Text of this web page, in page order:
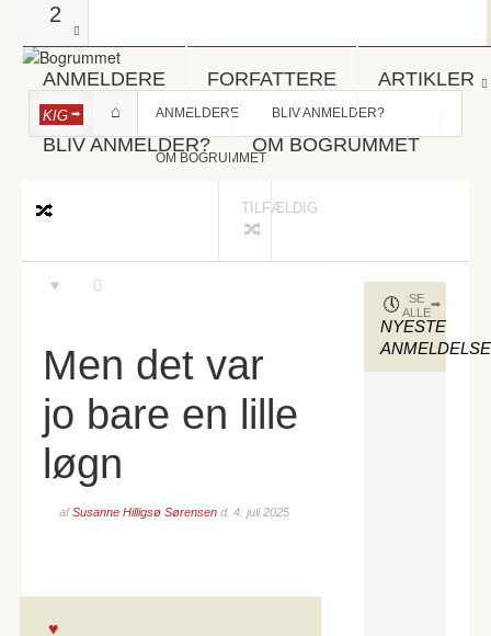
2
ANMELDERE FORFATTERE ARTIKLER
BLIV ANMELDER? OM BOGRUMMET
KIG ANMELDERE BLIV ANMELDER?
OM BOGRUMMET
TILFÆLDIG
Men det var
jo bare en lille
løgn
afSusanne Hilligsø Sørensen d. 4. juli 2025
NYESTE
SE
ALLE